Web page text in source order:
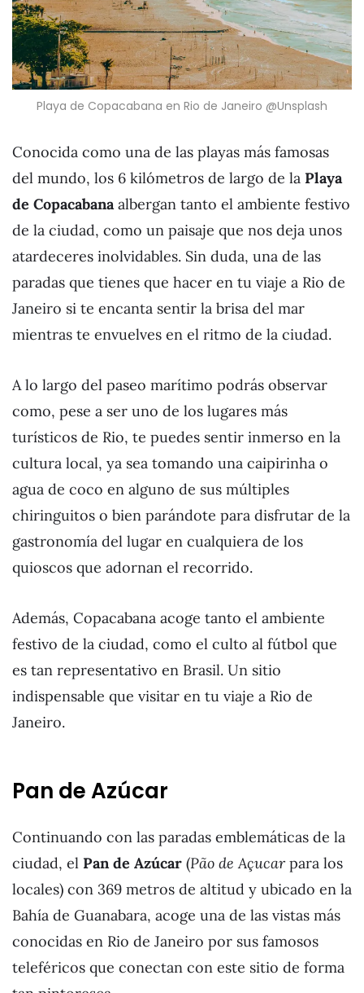
Playa de Copacabana en Rio de Janeiro @Unsplash
Conocida como una de las playas más famosas
del mundo, los 6 kilómetros de largo de la Playa
de Copacabanaalbergan tanto el ambiente festivo
de la ciudad, como un paisaje que nos deja unos
atardeceres inolvidables. Sin duda, una de las
paradas que tienes que hacer en tu viaje a Rio de
Janeiro si te encanta sentir la brisa del mar
mientras te envuelves en el ritmo de la ciudad.
A lo largo del paseo marítimo podrás observar
como, pese a ser uno de los lugares más
turísticos de Rio, te puedes sentir inmerso en la
cultura local, ya sea tomando una caipirinha o
agua de coco en alguno de sus múltiples
chiringuitos o bien parándote para disfrutar de la
gastronomía del lugar en cualquiera de los
quioscos que adornan el recorrido.
Además, Copacabana acoge tanto el ambiente
festivo de la ciudad, como el culto al fútbol que
es tan representativo en Brasil. Un sitio
indispensable que visitar en tu viaje a Rio de
Janeiro.
Pan de Azúcar
Continuando con las paradas emblemáticas de la
ciudad, el Pan de Azúcar (Pão de Açucarpara los
locales) con 369 metros de altitud y ubicado en la
Bahía de Guanabara, acoge una de las vistas más
conocidas en Rio de Janeiro por sus famosos
teleféricos que conectan con este sitio de forma